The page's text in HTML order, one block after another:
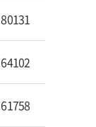
80131
64102
61758